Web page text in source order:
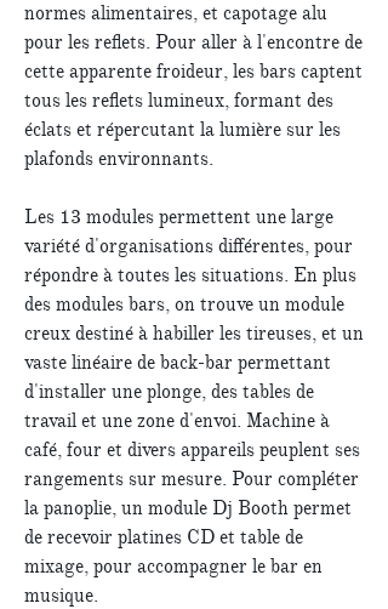
normes alimentaires, et capotage alu
pour les reflets. Pour aller à l'encontre de
cette apparente froideur, les bars captent
tous les reflets lumineux, formant des
éclats et répercutant la lumière sur les
plafonds environnants.
Les 13 modules permettent une large
variété d'organisations différentes, pour
répondre à toutes les situations. En plus
des modules bars, on trouve un module
creux destiné à habiller les tireuses, et un
vaste linéaire de back-bar permettant
d'installer une plonge, des tables de
travail et une zone d'envoi. Machine à
café, four et divers appareils peuplent ses
rangements sur mesure. Pour compléter
la panoplie, un module Dj Booth permet
de recevoir platines CD et table de
mixage, pour accompagner le bar en
musique.